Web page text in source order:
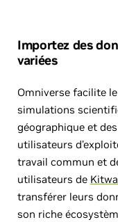
Importez des
variées
Omniverse facilite
simulations
géographique et
utilisateurs
travail commun et
utilisateurs de
transférer leurs
son riche